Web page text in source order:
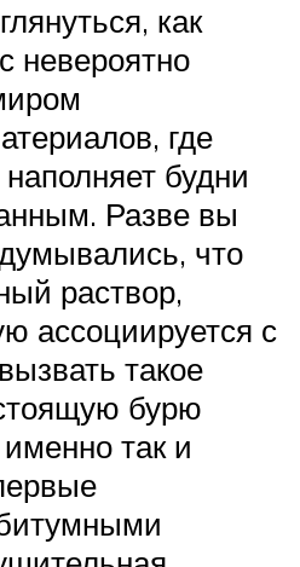
как
невероятно
где
будни
Разве вы
что
раствор,
ассоциируется с
такое
бурю
так и